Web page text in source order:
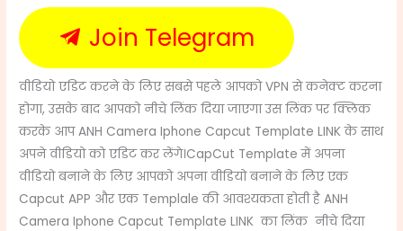
Join Telegram
वीडियो एडिट करने के लिए सबसे पहले आपको VPN से कनेक्ट करना
होगा, उसके बाद आपको नीचे लिंक दिया जाएगा उस लिंक पर क्लिक
करके आप ANH Camera Iphone Capcut Template LINK के साथ
अपने वीडियो को एडिट कर लेंगे।CapCut Template में अपना
वीडियो बनाने के लिए आपको अपना वीडियो बनाने के लिए एक
Capcut APP और एक Templale की आवश्यकता होती है ANH
Camera Iphone Capcut Template LINK का लिंक नीचे दिया